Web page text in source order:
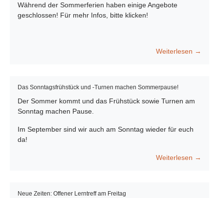
Während der Sommerferien haben einige Angebote
geschlossen! Für mehr Infos, bitte klicken!
Weiterlesen →
Das Sonntagsfrühstück und -Turnen machen Sommerpause!
Der Sommer kommt und das Frühstück sowie Turnen am
Sonntag machen Pause.
Im September sind wir auch am Sonntag wieder für euch
da!
Weiterlesen →
Neue Zeiten: Offener Lerntreff am Freitag